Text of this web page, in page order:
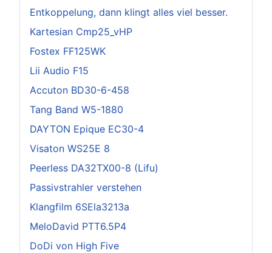
Entkoppelung, dann klingt alles viel besser.
Kartesian Cmp25_vHP
Fostex FF125WK
Lii Audio F15
Accuton BD30-6-458
Tang Band W5-1880
DAYTON Epique EC30-4
Visaton WS25E 8
Peerless DA32TX00-8 (Lifu)
Passivstrahler verstehen
Klangfilm 6SEla3213a
MeloDavid PTT6.5P4
DoDi von High Five